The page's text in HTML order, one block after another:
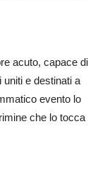
acuto, capace di
uniti e destinati a
evento lo
che lo tocca